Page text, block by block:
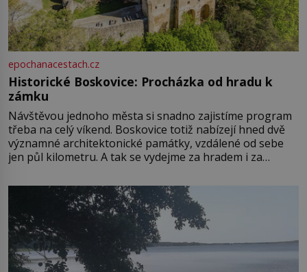
epochanacestach.cz
Historické Boskovice: Procházka od hradu k
zámku
Návštěvou jednoho města si snadno zajistíme program
třeba na celý víkend. Boskovice totiž nabízejí hned dvě
významné architektonické památky, vzdálené od sebe
jen půl kilometru. A tak se vydejme za hradem i za
Boskovice na okraji Drahanské vrchoviny vznikla někdy
ve13. století, a už v roce 1313 kronikáři zaznamenali